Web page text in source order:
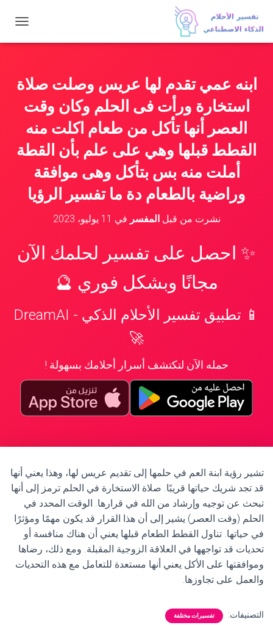
ب
ا
ل
ابنه عمي تقدم لها عريس وصلت صلاة
استخارة ورأت فى الحلم وكان وقت
العصر أنها تأكل من طعام اكلت منه
القطط قبلها وهي على علم بأن القطة
أملت منه بس بتأكل وهى موافقة
وراضية بالطعام دة ما تفسير الرؤيا
نشرت من قبلالمفسر في 11 يوليو، 2023
✨ احصل على تفسير لحلمك الآن
مجانًا وبشكل فوري 🔮
📱 تطبيق تفسير الأحلام الذكي - DreamAI
🚀
حمله الآن لتكتشف أسرار أحلامك بسهولة !
تشير رؤية ابنة العم في حلمها إلى تقديم عريس لها، وهذا يعني أنها
قد تجد شريك حياتها قريبًا. صلاة الاستخارة في الحلم ترمز إلى أنها
تبحث عن توجيه وإرشاد من الله في قرارها. الوقت المحدد في
الحلم (وقت العصر) يشير إلى أن هذا القرار قد يكون مهمًا ومؤثرًا
في حياتها. تناول القطط الطعام قبلها يعني أن هناك منافسة أو
تحديات قد تواجهها في العلاقة الزوجية المقبلة. ومع ذلك، رضاها
وموافقتها على الأكل يعني أنها مستعدة للتعامل مع هذه التحديات
والعمل على تجاوزها.
التصنيفات: تفسيرات مختلفة